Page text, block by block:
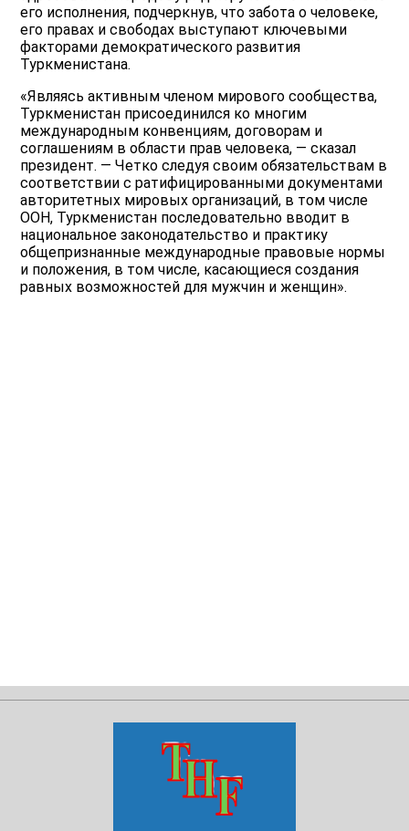
его исполнения, подчеркнув, что забота о человеке,
его правах и свободах выступают ключевыми
факторами демократического развития
Туркменистана.
«Являясь активным членом мирового сообщества,
Туркменистан присоединился ко многим
международным конвенциям, договорам и
соглашениям в области прав человека, — сказал
президент. — Четко следуя своим обязательствам в
соответствии с ратифицированными документами
авторитетных мировых организаций, в том числе
ООН, Туркменистан последовательно вводит в
национальное законодательство и практику
общепризнанные международные правовые нормы
и положения, в том числе, касающиеся создания
равных возможностей для мужчин и женщин».